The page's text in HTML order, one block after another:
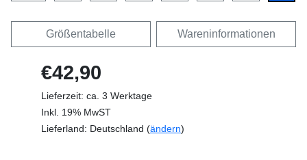
Größentabelle Wareninformationen
€42,90
Lieferzeit: ca. 3 Werktage
Inkl. 19% MwST
Lieferland: Deutschland (ändern)